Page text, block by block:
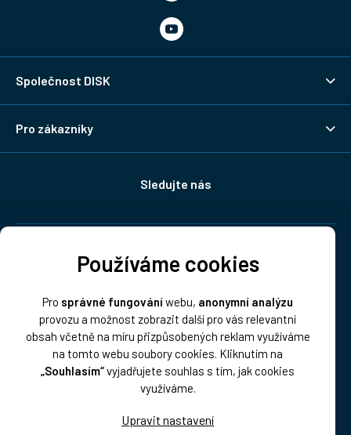
Používáme cookies
Pro správné fungováníwebu, anonymní analýzu
provozu a možnost zobrazit další pro vás relevantní
obsah včetně na míru přizpůsobených reklam využíváme
na tomto webu soubory cookies. Kliknutím na
„Souhlasím“vyjadřujete souhlas s tím, jak cookies
využíváme.
Společnost DISK
Pro zákazníky
Sledujte nás
Platba: